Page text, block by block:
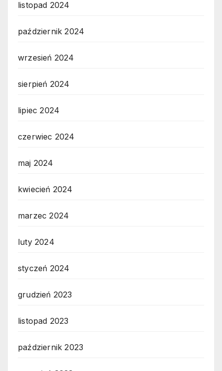
listopad 2024
październik 2024
wrzesień 2024
sierpień 2024
lipiec 2024
czerwiec 2024
maj 2024
kwiecień 2024
marzec 2024
luty 2024
styczeń 2024
grudzień 2023
listopad 2023
październik 2023